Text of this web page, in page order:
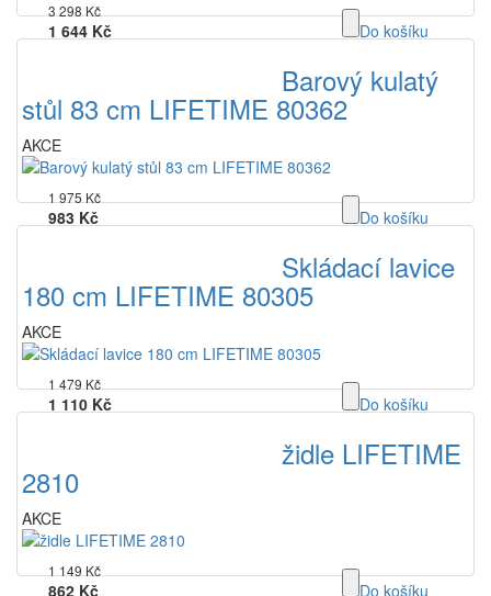
3 298 Kč
1 644 Kč Do košíku
Barový kulatý
stůl 83 cm LIFETIME 80362
AKCE
1 975 Kč
983 Kč Do košíku
Skládací lavice
180 cm LIFETIME 80305
AKCE
1 479 Kč
1 110 Kč Do košíku
židle LIFETIME
2810
AKCE
1 149 Kč
862 Kč Do košíku